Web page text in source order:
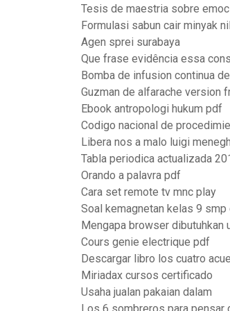
Tesis de maestria sobre
Formulasi sabun cair minyak
Agen sprei surabaya
Que frase evidência essa
Bomba de infusion continua
Guzman de alfarache version
Ebook antropologi hukum pdf
Codigo nacional de
Libera nos a malo luigi
Tabla periodica actualizada
Orando a palavra pdf
Cara set remote tv mnc play
Soal kemagnetan kelas 9 smp
Mengapa browser dibutuhkan
Cours genie electrique pdf
Descargar libro los cuatro
Miriadax cursos certificado
Usaha jualan pakaian dalam